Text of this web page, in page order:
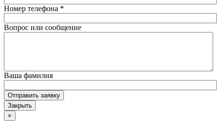
Номер телефона *
Вопрос или сообщение
Ваша фамилия
Отправить заявку
Закрыть
×